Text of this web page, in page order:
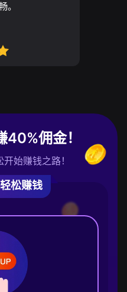
。
佣金！
始赚钱之路！
松赚钱